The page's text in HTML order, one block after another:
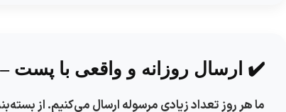
✔️ ارسال روزانه و واقعی با پست
ما هر روز تعداد زیادی مرسوله ارسال می‌کنیم. از